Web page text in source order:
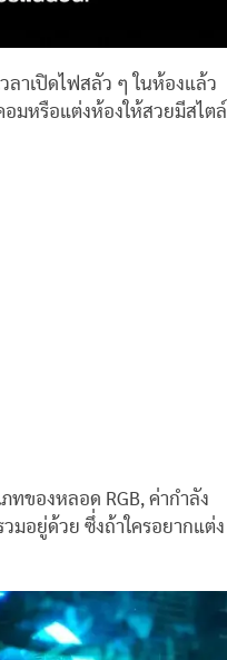
ลาเปิดไฟสลัว ๆ ในห้องแล้ว
อมหรือแต่งห้องให้สวยมีสไตล์
ทของหลอด RGB, ค่ากำลัง
วมอยู่ด้วย ซึ่งถ้าใครอยากแต่ง